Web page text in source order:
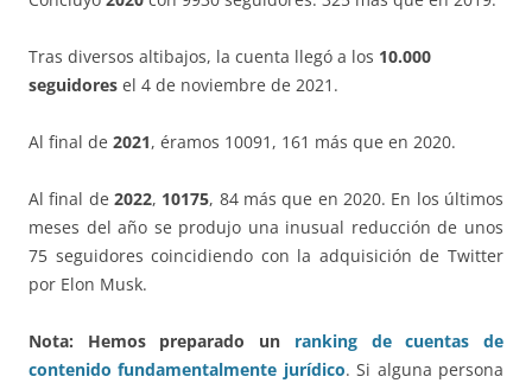
Tras diversos altibajos, la cuenta llegó a los 10.000
seguidores el 4 de noviembre de 2021.
Al final de 2021, éramos 10091, 161 más que en 2020.
Al final de 2022, 10175, 84 más que en 2020. En los últimos
meses del año se produjo una inusual reducción de unos
75 seguidores coincidiendo con la adquisición de Twitter
por Elon Musk.
Nota: Hemos preparado un ranking de cuentas de
contenido fundamentalmente jurídico. Si alguna persona